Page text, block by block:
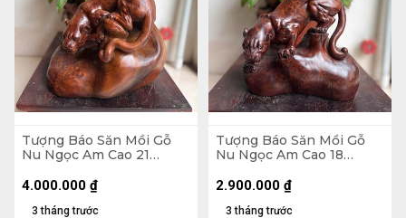
Tượng Báo Săn Mồi Gỗ
Nu Ngọc Am Cao 21
3 tháng trước
4.000.000 ₫
Tượng Báo Săn Mồi Gỗ
Nu Ngọc Am Cao 18
3 tháng trước
2.900.000 ₫